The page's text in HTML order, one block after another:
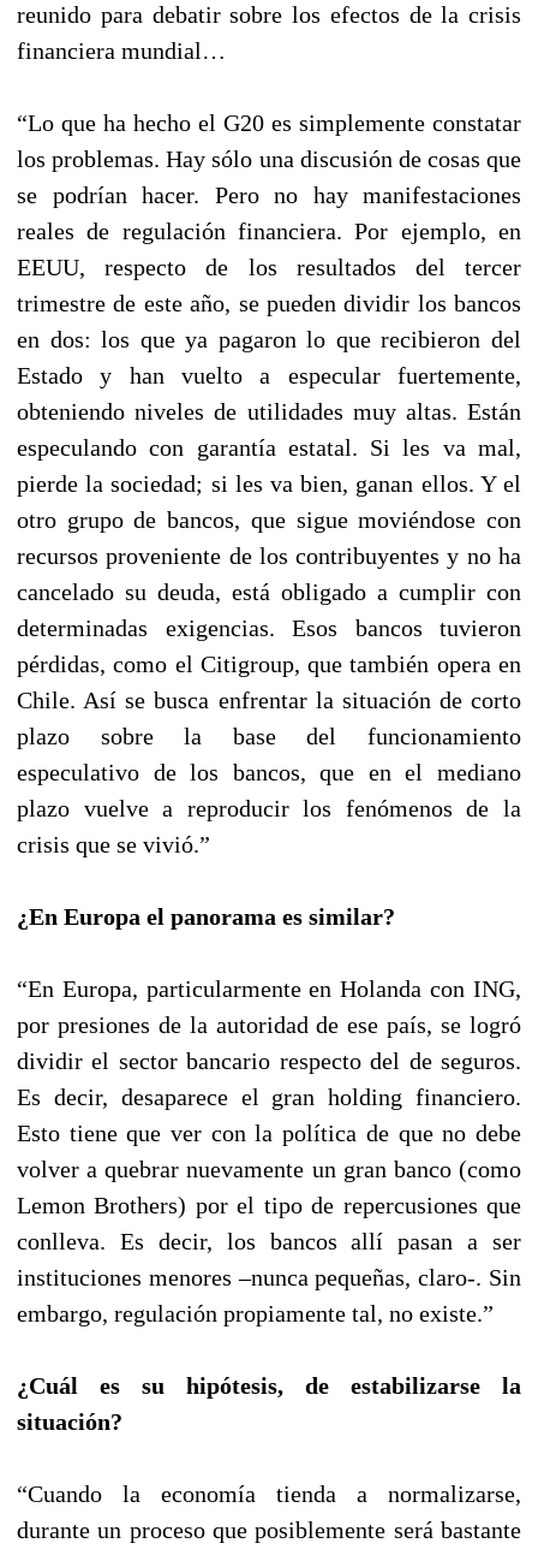
reunido para debatir sobre los efectos de la crisis
financiera mundial…
“Lo que ha hecho el G20 es simplemente constatar
los problemas. Hay sólo una discusión de cosas que
se podrían hacer. Pero no hay manifestaciones
reales de regulación financiera. Por ejemplo, en
EEUU, respecto de los resultados del tercer
trimestre de este año, se pueden dividir los bancos
en dos: los que ya pagaron lo que recibieron del
Estado y han vuelto a especular fuertemente,
obteniendo niveles de utilidades muy altas. Están
especulando con garantía estatal. Si les va mal,
pierde la sociedad; si les va bien, ganan ellos. Y el
otro grupo de bancos, que sigue moviéndose con
recursos proveniente de los contribuyentes y no ha
cancelado su deuda, está obligado a cumplir con
determinadas exigencias. Esos bancos tuvieron
pérdidas, como el Citigroup, que también opera en
Chile. Así se busca enfrentar la situación de corto
plazo sobre la base del funcionamiento
especulativo de los bancos, que en el mediano
plazo vuelve a reproducir los fenómenos de la
crisis que se vivió.”
¿En Europa el panorama es similar?
“En Europa, particularmente en Holanda con ING,
por presiones de la autoridad de ese país, se logró
dividir el sector bancario respecto del de seguros.
Es decir, desaparece el gran holding financiero.
Esto tiene que ver con la política de que no debe
volver a quebrar nuevamente un gran banco (como
Lemon Brothers) por el tipo de repercusiones que
conlleva. Es decir, los bancos allí pasan a ser
instituciones menores –nunca pequeñas, claro-. Sin
embargo, regulación propiamente tal, no existe.”
¿Cuál es su hipótesis, de estabilizarse la
situación?
“Cuando la economía tienda a normalizarse,
durante un proceso que posiblemente será bastante